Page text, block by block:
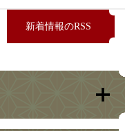
新着情報のRSS